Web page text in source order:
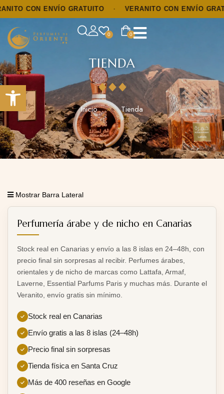
Abrir barra de herramientas
CON ENVÍO GRATUITO VERANITO CON ENVÍO
0
0
TIENDA
Inicio Tienda
Mostrar Barra Lateral
Perfumería árabe y de nicho en Canarias
Stock real en Canarias y envío a las 8 islas en 24–48h, con
precio final sin sorpresas al recibir. Perfumes árabes,
orientales y de nicho de marcas como Lattafa, Armaf,
Laverne, Essential Parfums Paris y muchas más. Durante el
Veranito, envío gratis sin mínimo.
Stock real en Canarias
Envío gratis a las 8 islas (24–48h)
Precio final sin sorpresas
Tienda física en Santa Cruz
Más de 400 reseñas en Google